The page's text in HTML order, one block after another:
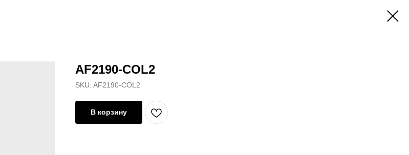
AF2190-COL2
SKU: AF2190-COL2
В корзину